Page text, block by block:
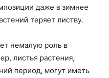
даже в зимнее
теряет листву.
немалую роль в
листья растения,
период, могут иметь